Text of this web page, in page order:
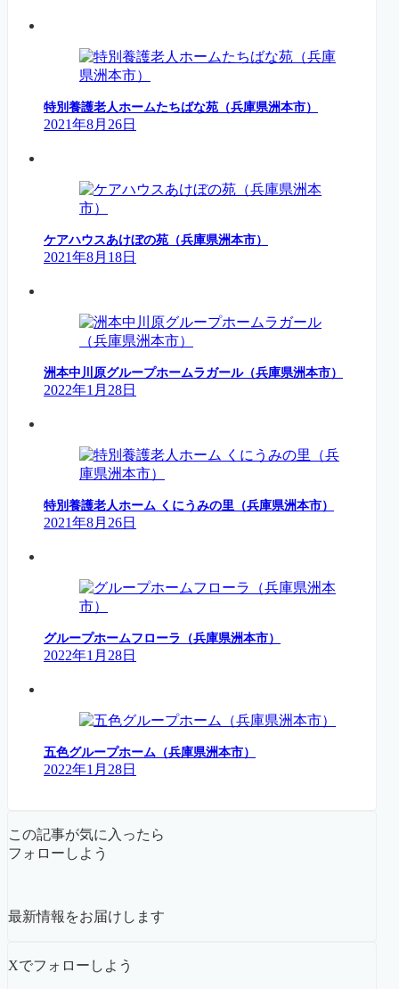
特別養護老人ホームたちばな苑（兵庫県洲本市）
2021年8月26日
ケアハウスあけぼの苑（兵庫県洲本市）
2021年8月18日
洲本中川原グループホームラガール（兵庫県洲本市）
2022年1月28日
特別養護老人ホーム くにうみの里（兵庫県洲本市）
2021年8月26日
グループホームフローラ（兵庫県洲本市）
2022年1月28日
五色グループホーム（兵庫県洲本市）
2022年1月28日
この記事が気に入ったら
フォローしよう
最新情報をお届けします
Xでフォローしよう